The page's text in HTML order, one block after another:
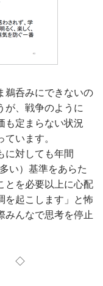
鵜呑みにできないの
が、戦争のように
も定まらない状況
います。
に対しても年間
い）基準をあらた
とを必要以上に心配
を起こします」と怖
みんなで思考を停止